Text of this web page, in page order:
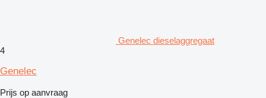
Genelec dieselaggregaat
4
Genelec
Prijs op aanvraag